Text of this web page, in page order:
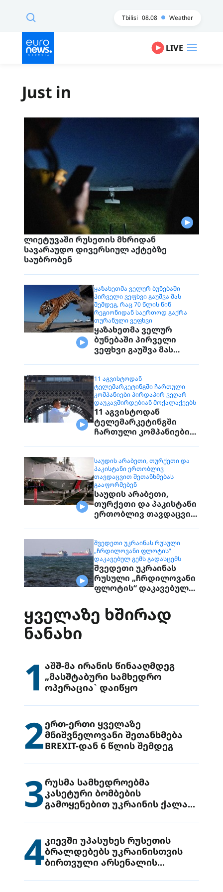
Tbilisi 08.08 Weather
LIVE
Just in
ლიეტუვაში რუსეთის მხრიდან
სავარაუდო დივერსიულ აქტებზე
საუბრობენ
ᲧᲐᲖᲐᲮᲔᲗᲛᲐ ᲕᲔᲚᲣᲠ ᲑᲣᲜᲔᲑᲐᲨᲘ
ᲞᲘᲠᲕᲔᲚᲘ ᲕᲔᲤᲮᲕᲘ ᲒᲐᲣᲨᲕᲐ ᲛᲐᲡ
ᲨᲔᲛᲓᲔᲒ, ᲠᲐᲪ 70 ᲬᲚᲘᲡ ᲬᲘᲜ
ᲠᲔᲒᲘᲝᲜᲘᲓᲐᲜ ᲡᲐᲔᲠᲗᲝᲓ ᲒᲐᲥᲠᲐ
ᲗᲣᲠᲐᲜᲣᲚᲘ ᲕᲔᲤᲮᲕᲘ
ყაზახეთმა ველურ
ბუნებაში პირველი
ვეფხვი გაუშვა მას
საერთოდ გაქრა
თურანული ვეფხვი
11 ᲐᲒᲕᲘᲡᲢᲝᲓᲐᲜ
ᲢᲔᲚᲔᲛᲐᲠᲙᲔᲢᲘᲜᲒᲨᲘ ᲩᲐᲠᲗᲣᲚᲘ
ᲙᲝᲛᲞᲐᲜᲘᲔᲑᲘ ᲞᲘᲠᲓᲐᲞᲘᲠ ᲕᲔᲦᲐᲠ
ᲓᲐᲣᲙᲐᲕᲨᲘᲠᲓᲔᲑᲘᲐᲜ ᲛᲝᲥᲐᲚᲐᲥᲔᲔᲑᲡ
11 აგვისტოდან
ტელემარკეტინგში
ჩართული კომპანიები
მოქალაქეებს
ᲡᲐᲣᲓᲘᲡ ᲐᲠᲐᲑᲔᲗᲘ, ᲗᲣᲠᲥᲔᲗᲘ ᲓᲐ
ᲞᲐᲙᲘᲡᲢᲐᲜᲘ ᲔᲠᲗᲝᲑᲚᲘᲕ
ᲗᲐᲕᲓᲐᲪᲕᲘᲗ ᲨᲔᲗᲐᲜᲮᲛᲔᲑᲐᲡ
ᲒᲐᲐᲤᲝᲠᲛᲔᲑᲔᲜ
საუდის არაბეთი,
თურქეთი და პაკისტანი
ერთობლივ თავდაცვით
ᲨᲕᲔᲓᲔᲗᲘ ᲣᲙᲠᲐᲘᲜᲐᲡ ᲠᲣᲡᲣᲚᲘ
„ᲩᲠᲓᲘᲚᲝᲕᲐᲜᲘ ᲤᲚᲝᲢᲘᲡ“
ᲓᲐᲙᲐᲕᲔᲑᲣᲚ ᲒᲔᲛᲡ ᲒᲐᲓᲐᲡᲪᲔᲛᲡ
შვედეთი უკრაინას
რუსული „ჩრდილოვანი
ფლოტის“ დაკავებულ
ᲧᲕᲔᲚᲐᲖᲔ ᲮᲨᲘᲠᲐᲓ
ᲜᲐᲜᲐᲮᲘ
1 აშშ-მა ირანის წინააღმდეგ
„მასშტაბური სამხედრო
ოპერაცია` დაიწყო
2ერთ-ერთი ყველაზე
მნიშვნელოვანი შეთანხმება
BREXIT-დან 6 წლის შემდეგ
3რუსმა სამხედროებმა
კასეტური ბომბების
გამოყენებით უკრაინის ქალაქ
4კიევში უპასუხეს რუსეთის
ბრალდებებს უკრაინისთვის
ბირთვული არსენალის